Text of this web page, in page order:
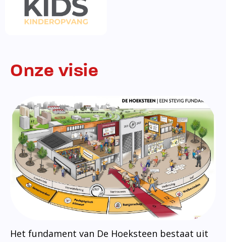
Onze visie
Het fundament van De Hoeksteen bestaat uit